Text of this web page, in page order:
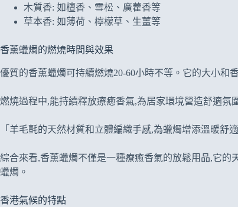
木質香: 如檀香、雪松、廣藿香等
草本香: 如薄荷、檸檬草、生薑等
香薰蠟燭的燃燒時間與效果
優質的香薰蠟燭可持續燃燒20-60小時不等。它的大小和
燃燒過程中,能持續釋放療癒香氣,為居家環境營造舒適氛
「羊毛氈的天然材質和立體編織手感,為蠟燭增添溫暖舒
綜合來看,香薰蠟燭不僅是一種療癒香氣的放鬆用品,它
蠟燭。
香港氣候的特點